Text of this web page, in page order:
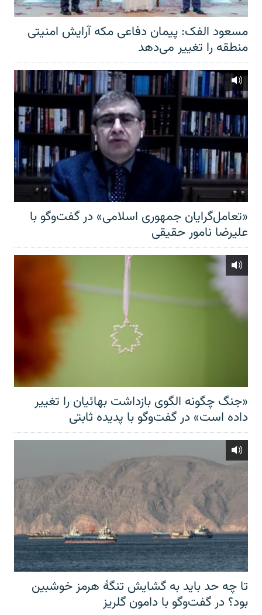
مسعود الفک: پیمان دفاعی مکه آرایش امنیتی
منطقه را تغییر می‌دهد
«تعامل‌گرایان جمهوری اسلامی» در گفت‌وگو با
علیرضا نامور حقیقی
«جنگ چگونه الگوی بازداشت بهائیان را تغییر
داده است» در گفت‌وگو با پدیده ثابتی
تا چه حد باید به گشایش تنگهٔ هرمز خوشبین
بود؟ در گفت‌وگو با دامون گلریز